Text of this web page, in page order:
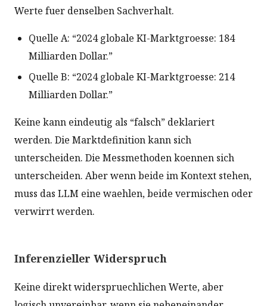
Werte fuer denselben Sachverhalt.
Quelle A: “2024 globale KI-Marktgroesse: 184
Milliarden Dollar.”
Quelle B: “2024 globale KI-Marktgroesse: 214
Milliarden Dollar.”
Keine kann eindeutig als “falsch” deklariert
werden. Die Marktdefinition kann sich
unterscheiden. Die Messmethoden koennen sich
unterscheiden. Aber wenn beide im Kontext stehen,
muss das LLM eine waehlen, beide vermischen oder
verwirrt werden.
Inferenzieller Widerspruch
Keine direkt widerspruechlichen Werte, aber